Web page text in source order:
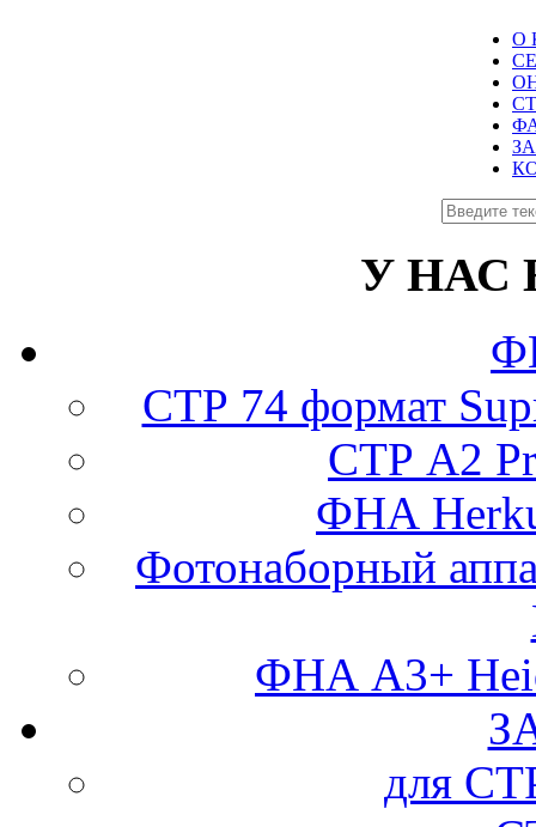
О
У НАС
СТР 74 формат
СТР А2
ФНА
Фотонаборный
ФНА А3+
для